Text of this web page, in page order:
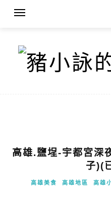
高雄.鹽埕-宇都宮深
子)(
高雄美食 高雄地區 高雄